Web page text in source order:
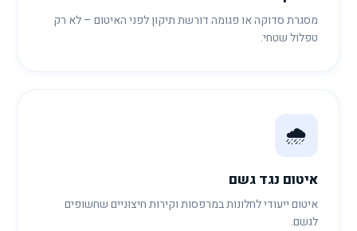
מסגרת סדוקה או פגומה דורשת תיקון לפני האיטום – לא רק
טפלול שטחי.
🌧️
איטום נגד גשם
איטום ייעודי לחלונות במרפסות וקירות חיצוניים שחשופים
לגשם.